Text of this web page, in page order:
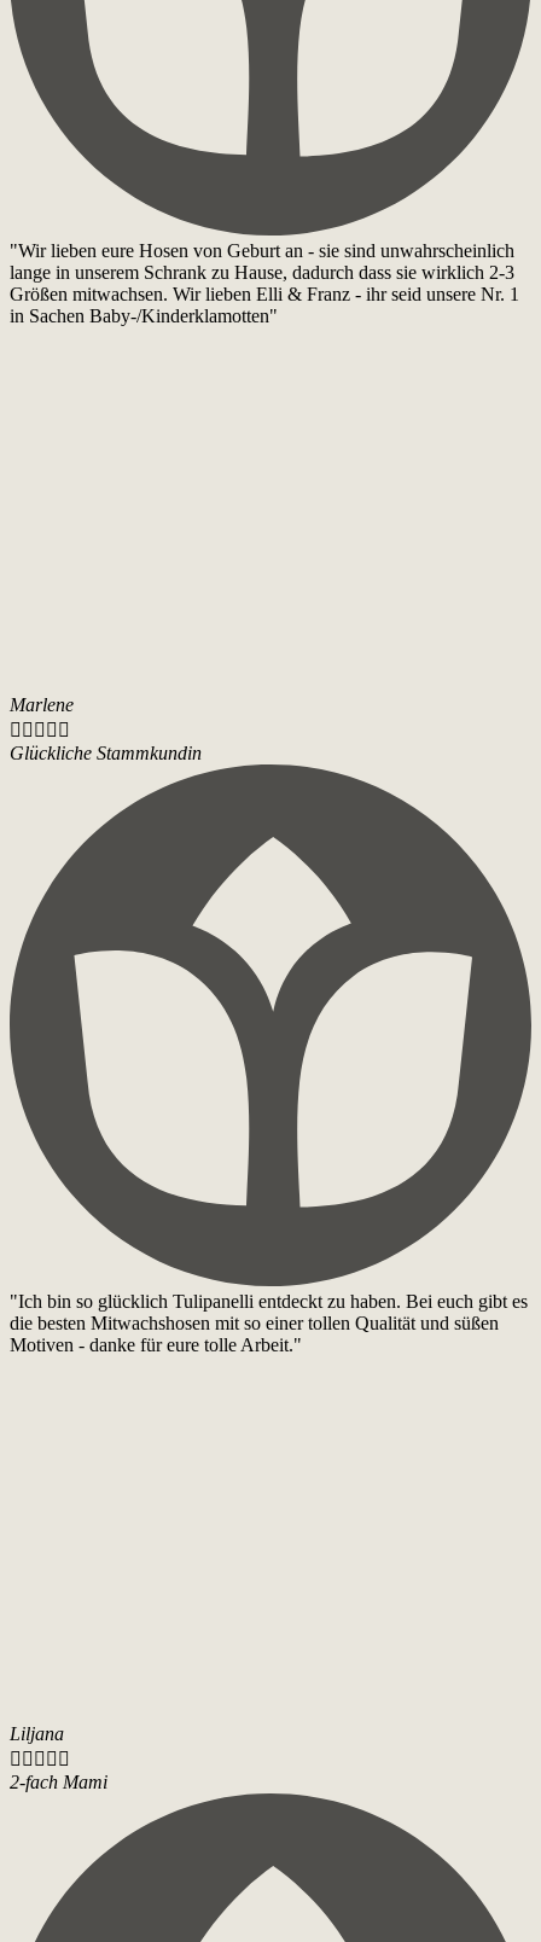
"Wir lieben eure Hosen von Geburt an - sie sind unwahrscheinlich
lange in unserem Schrank zu Hause, dadurch dass sie wirklich 2-3
Größen mitwachsen. Wir lieben Elli & Franz - ihr seid unsere Nr. 1
in Sachen Baby-/Kinderklamotten"
Marlene
    
Glückliche Stammkundin
"Ich bin so glücklich Tulipanelli entdeckt zu haben. Bei euch gibt es
die besten Mitwachshosen mit so einer tollen Qualität und süßen
Motiven - danke für eure tolle Arbeit."
Liljana
    
2-fach Mami